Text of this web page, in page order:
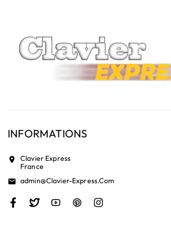
INFORMATIONS
location_on
Clavier Express
France
email Admin@clavier-Express.com